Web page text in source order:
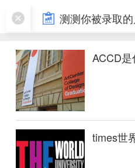
英国
ACCD是
times世
测测你被录取